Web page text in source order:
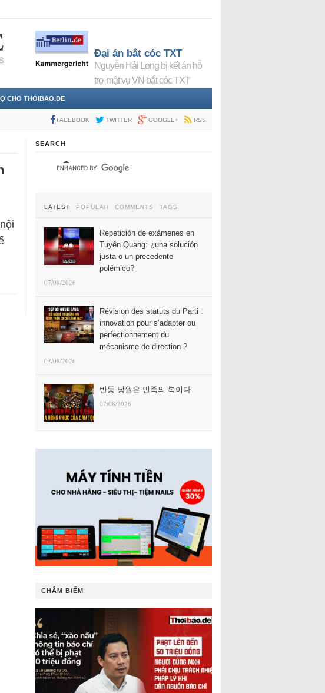
Đại án bắt cóc TXT
Nguyễn Hải Long bị kết án hỗ
trợ mật vụ VN bắt cóc TXT
CHO THOIBAO.DE
FACEBOOK TWITTER GOOGLE+ RSS
SEARCH
LATEST POPULAR COMMENTS TAGS
Repetición de exámenes en
Tuyên Quang: ¿una solución
justa o un precedente
polémico?
07/08/2026
Révision des statuts du Parti :
innovation pour s’adapter ou
perfectionnement du
mécanisme de direction ?
07/08/2026
반동 당원은 민족의 복이다
07/08/2026
CHÂM BIẾM